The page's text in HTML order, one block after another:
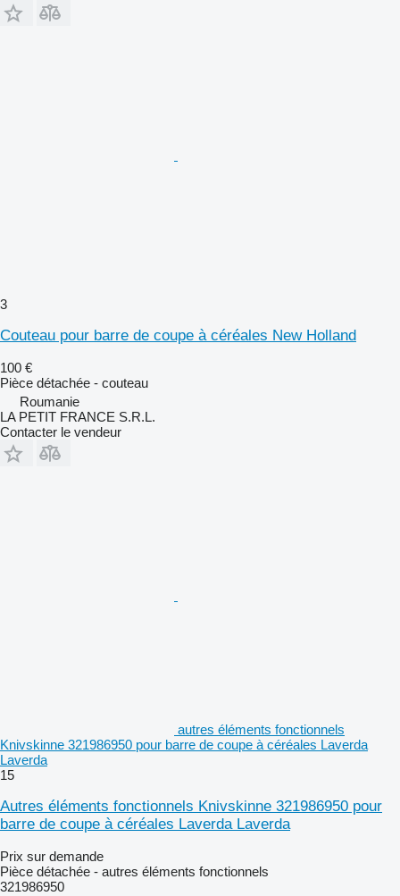
3
Couteau pour barre de coupe à céréales New Holland
100 €
Pièce détachée - couteau
Roumanie
LA PETIT FRANCE S.R.L.
Contacter le vendeur
autres éléments fonctionnels
Knivskinne 321986950 pour barre de coupe à céréales Laverda
Laverda
15
Autres éléments fonctionnels Knivskinne 321986950 pour
barre de coupe à céréales Laverda Laverda
Prix sur demande
Pièce détachée - autres éléments fonctionnels
321986950